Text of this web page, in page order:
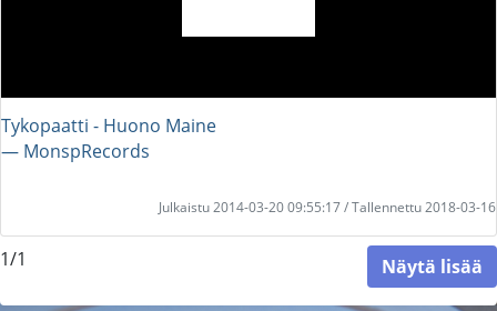
Tykopaatti - Huono Maine
― MonspRecords
Julkaistu 2014-03-20 09:55:17 / Tallennettu 2018-03-16
1/1 Näytä lisää